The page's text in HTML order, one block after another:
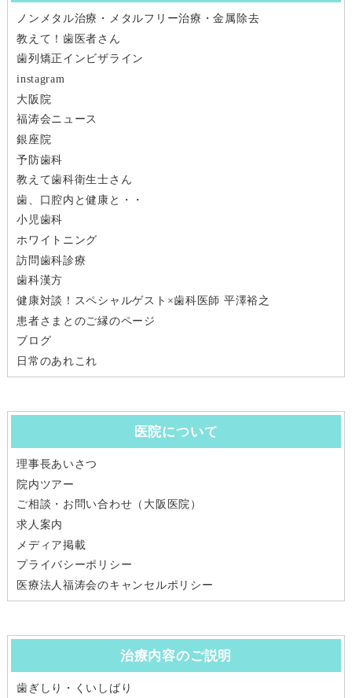
ゲ
ー
シ
ョ
ン
ノンメタル治療・メタルフリー治療・金属除去
教えて！歯医者さん
歯列矯正インビザライン
instagram
大阪院
福涛会ニュース
銀座院
予防歯科
教えて歯科衛生士さん
歯、口腔内と健康と・・
小児歯科
ホワイトニング
訪問歯科診療
歯科漢方
健康対談！スペシャルゲスト×歯科医師 平澤裕之
患者さまとのご縁のページ
ブログ
日常のあれこれ
医院について
理事長あいさつ
院内ツアー
ご相談・お問い合わせ（大阪医院）
求人案内
メディア掲載
プライバシーポリシー
医療法人福涛会のキャンセルポリシー
治療内容のご説明
歯ぎしり・くいしばり